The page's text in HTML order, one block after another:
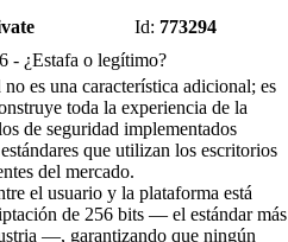
Id: 773294
- ¿Estafa o legítimo?
no es una característica adicional; es
toda la experiencia de la
de seguridad implementados
que utilizan los escritorios
del mercado.
el usuario y la plataforma está
de 256 bits — el estándar más
—, garantizando que ningún